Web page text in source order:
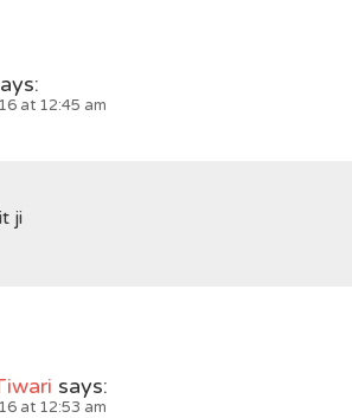
at 12:45 am
ji
says:
at 12:53 am